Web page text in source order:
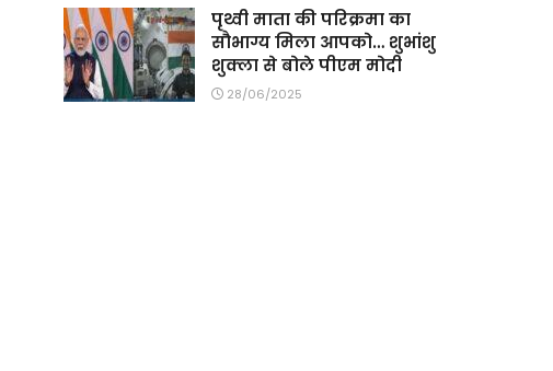
पृथ्वी माता की परिक्रमा का
सौभाग्य मिला आपको… शुभांशु
शुक्ला से बोले पीएम मोदी
28/06/2025